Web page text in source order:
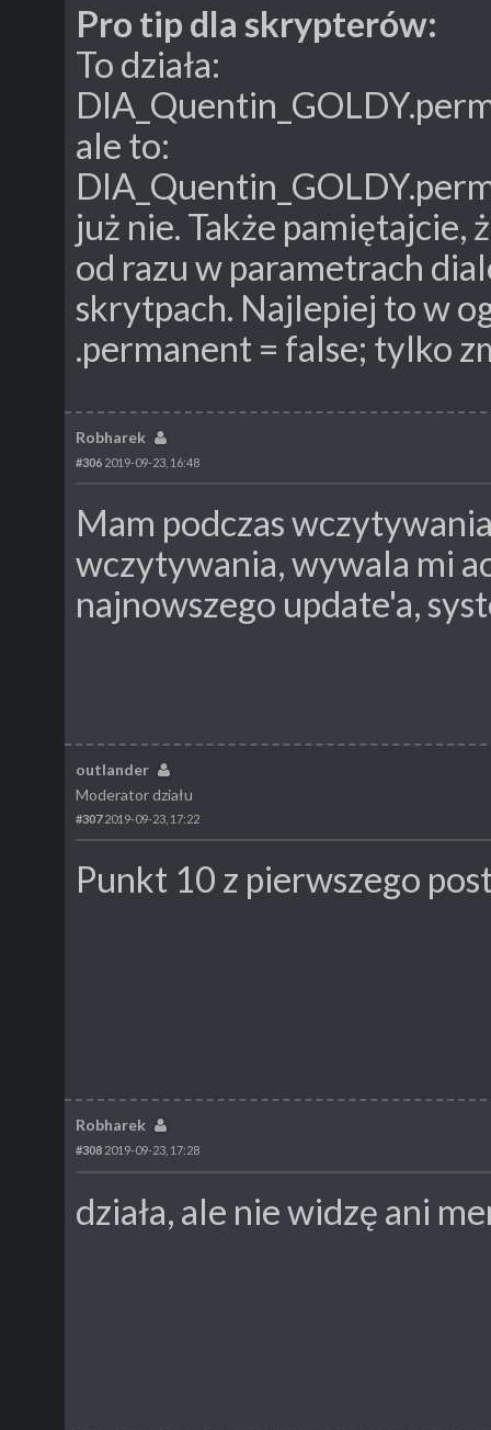
Pro tip dla skrypterów:
To działa:
ale to:
już nie. Także pamiętajcie,
od razu w parametrach
skrytpach. Najlepiej to w
.permanent = false; tylko
Robharek
#306 2019-09-23, 16:48
Mam podczas
wczytywania, wywala mi
najnowszego update'a,
outlander
Moderator działu
#3072019-09-23, 17:22
Punkt 10 z pierwszego
Robharek
#308 2019-09-23, 17:28
działa, ale nie widzę ani